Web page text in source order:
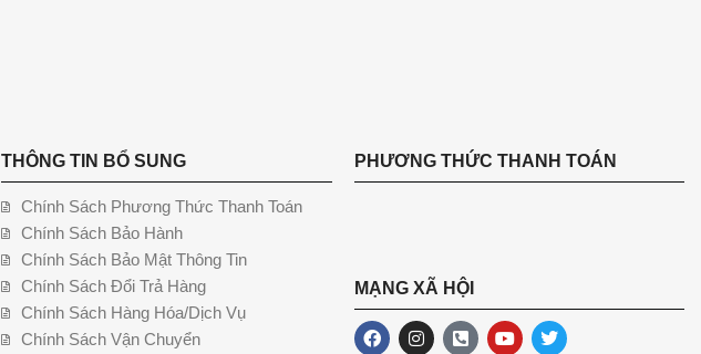
THÔNG TIN BỔ SUNG
Chính Sách Phương Thức Thanh Toán
Chính Sách Bảo Hành
Chính Sách Bảo Mật Thông Tin
Chính Sách Đổi Trả Hàng
Chính Sách Hàng Hóa/Dịch Vụ
Chính Sách Vận Chuyển
PHƯƠNG THỨC THANH TOÁN
MẠNG XÃ HỘI